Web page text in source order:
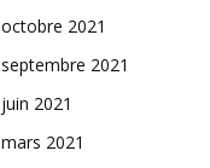
octobre 2021
septembre 2021
juin 2021
mars 2021